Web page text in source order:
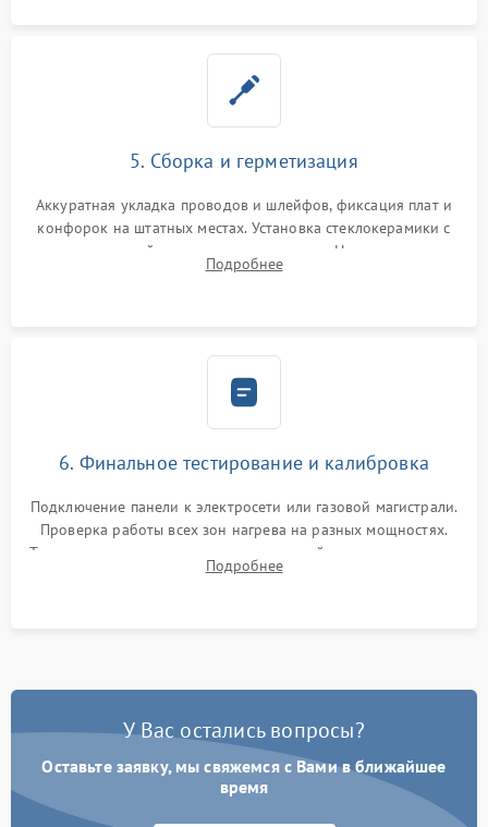
5. Сборка и герметизация
Аккуратная укладка проводов и шлейфов, фиксация плат и
конфорок на штатных местах. Установка стеклокерамики с
проверкой равномерности зазоров. Нанесение
термостойкого герметика или укладка уплотнительной
Подробнее
6. Финальное тестирование и калибровка
Подключение панели к электросети или газовой магистрали.
Проверка работы всех зон нагрева на разных мощностях.
Тестирование сенсорного управления, таймера, индикаторов
остаточного тепла и систем защиты от перегрева.
Подробнее
У Вас остались вопросы?
Оставьте заявку, мы свяжемся с Вами в ближайшее
время